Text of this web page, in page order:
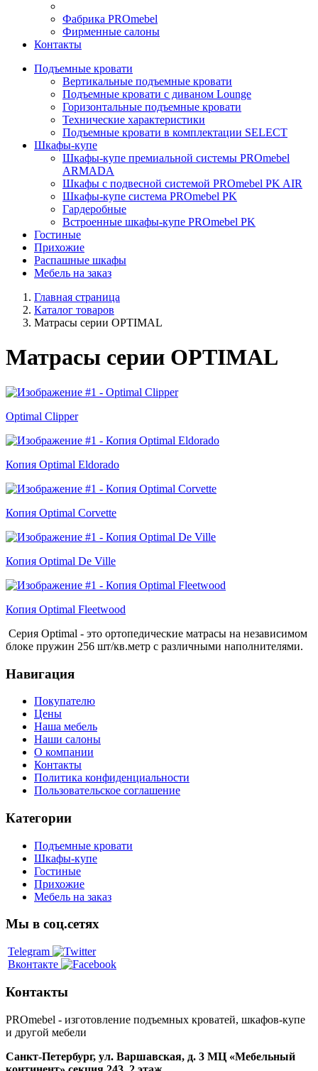
Фабрика PROmebel
Фирменные салоны
Контакты
Подъемные кровати
Вертикальные подъемные кровати
Подъемные кровати с диваном Lounge
Горизонтальные подъемные кровати
Технические характеристики
Подъемные кровати в комплектации SELECT
Шкафы-купе
Шкафы-купе премиальной системы PROmebel
ARMADA
Шкафы с подвесной системой PROmebel PK AIR
Шкафы-купе система PROmebel PK
Гардеробные
Встроенные шкафы-купе PROmebel PK
Гостиные
Прихожие
Распашные шкафы
Мебель на заказ
Главная страница
Каталог товаров
Матрасы серии OPTIMAL
Матрасы серии OPTIMAL
Optimal Clipper
Копия Optimal Eldorado
Копия Optimal Corvette
Копия Optimal De Ville
Копия Optimal Fleetwood
Серия Optimal - это ортопедические матрасы на независимом
блоке пружин 256 шт/кв.метр с различными наполнителями.
Навигация
Покупателю
Цены
Наша мебель
Наши салоны
О компании
Контакты
Политика конфиденциальности
Пользовательское соглашение
Категории
Подъемные кровати
Шкафы-купе
Гостиные
Прихожие
Мебель на заказ
Мы в соц.сетях
Telegram
Вконтакте
Контакты
PROmebel - изготовление подъемных кроватей, шкафов-купе
и другой мебели
Санкт-Петербург, ул. Варшавская, д. 3 МЦ «Мебельный